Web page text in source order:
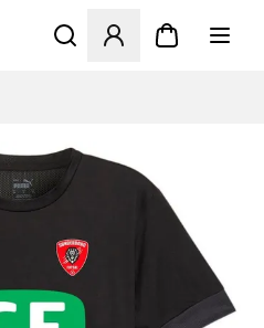
Öppnar en Modal för att